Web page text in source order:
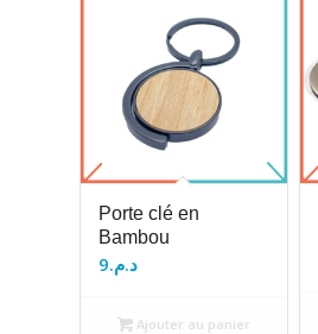
Porte clé en
Bambou
د.م.9
Ajouter au panier